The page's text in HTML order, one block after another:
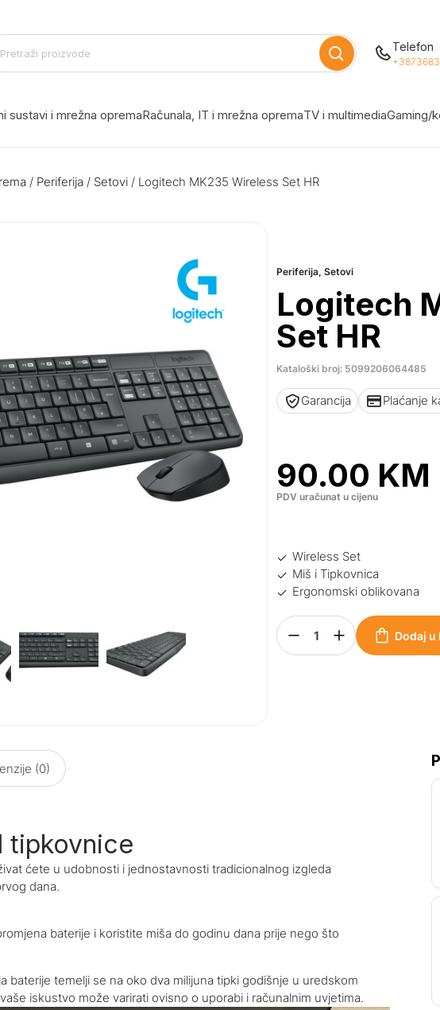
Telefon
sustavi i mrežna opremaRačunala, IT i mrežna opremaTV i multimediaGaming/
/ Periferija / Setovi / Logitech MK235 Wireless Set HR
Periferija,Setovi
Logitech
Set HR
Kataloški broj: 5099206064485
Garancija Plaćanje
90.00 KM
PDV uračunat u cijenu
Wireless Set
Miš i Tipkovnica
Ergonomski oblikovana
Dodaj u
(0)
tipkovnice
ćete u udobnosti i jednostavnosti tradicionalnog izgleda
dana.
baterije i koristite miša do godinu dana prije nego što
baterije temelji se na oko dva milijuna tipki godišnje u uredskom
iskustvo može varirati ovisno o uporabi i računalnim uvjetima.